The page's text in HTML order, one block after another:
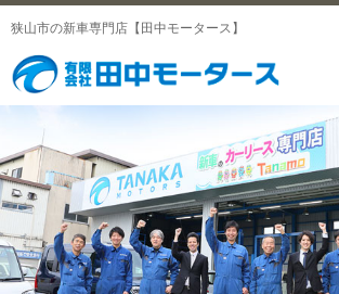
狭山市の新車専門店【田中モータース】